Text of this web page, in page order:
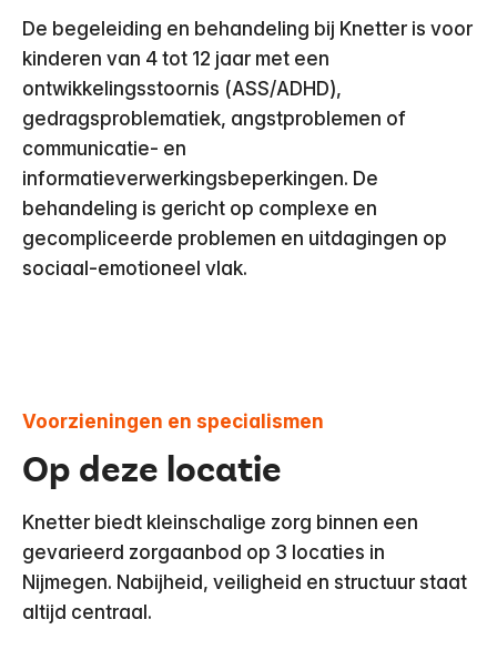
De begeleiding en behandeling bij Knetter is voor
kinderen van 4 tot 12 jaar met een
ontwikkelingsstoornis (ASS/ADHD),
gedragsproblematiek, angstproblemen of
communicatie- en
informatieverwerkingsbeperkingen. De
behandeling is gericht op complexe en
gecompliceerde problemen en uitdagingen op
sociaal-emotioneel vlak.
Voorzieningen en specialismen
Op deze locatie
Knetter biedt kleinschalige zorg binnen een
gevarieerd zorgaanbod op 3 locaties in
Nijmegen. Nabijheid, veiligheid en structuur staat
altijd centraal.